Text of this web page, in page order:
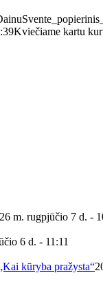
Kviečiame kartu
m. rugpjūčio 7 d. -
6 d. - 11:11
kūryba pražysta“